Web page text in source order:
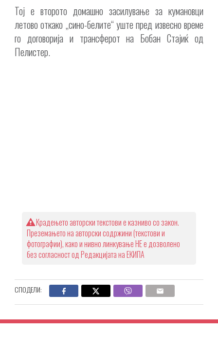
Тој е второто домашно засилување за кумановци
летово откако „сино-белите“ уште пред извесно време
го договорија и трансферот на Бобан Стајиќ од
Пелистер.
Крадењето авторски текстови е казниво со закон.
Преземањето на авторски содржини (текстови и
фотографии), како и нивно линкување НЕ е дозволено
без согласност од Редакцијата на ЕКИПА
СПОДЕЛИ: